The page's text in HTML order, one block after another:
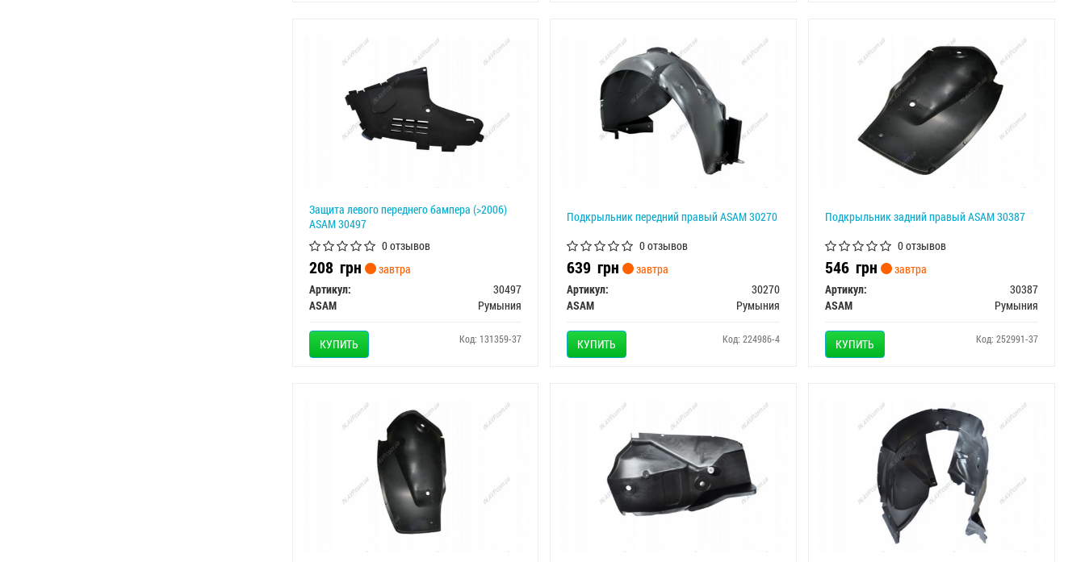
Защита левого переднего бампера (>2006)
ASAM 30497
0 отзывов
208 грн
завтра
Артикул:
30497
ASAM
Румыния
КУПИТЬ Код: 131359-37
Подкрыльник передний правый ASAM 30270
0 отзывов
639грн
завтра
Артикул:
30270
ASAM
Румыния
КУПИТЬ Код: 224986-4
Подкрыльник задний правый ASAM 30387
0 отзывов
546грн
завтра
Артикул:
30387
ASAM
Румыния
КУПИТЬ Код: 252991-37